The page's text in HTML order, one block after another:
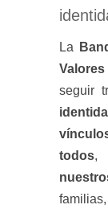
La
seguir
todos,